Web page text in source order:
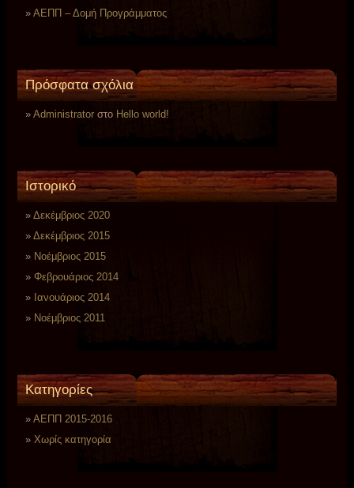
ΑΕΠΠ – Δομή Προγράμματος
Πρόσφατα σχόλια
Administrator στο Hello world!
Ιστορικό
Δεκέμβριος 2020
Δεκέμβριος 2015
Νοέμβριος 2015
Φεβρουάριος 2014
Ιανουάριος 2014
Νοέμβριος 2011
Kατηγορίες
ΑΕΠΠ 2015-2016
Χωρίς κατηγορία